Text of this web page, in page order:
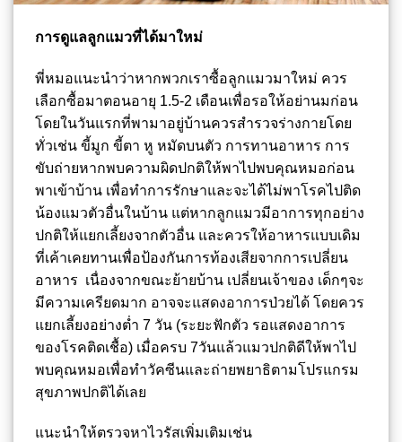
การดูแลลูกแมวที่ได้มาใหม่
พี่หมอแนะนำว่าหากพวกเราซื้อลูกแมวมาใหม่ ควร
เลือกซื้อมาตอนอายุ 1.5-2 เดือนเพื่อรอให้อย่านมก่อน
โดยในวันแรกที่พามาอยู่บ้านควรสำรวจร่างกายโดย
ทั่วเช่น ขี้มูก ขี้ตา หู หมัดบนตัว การทานอาหาร การ
ขับถ่ายหากพบความผิดปกติให้พาไปพบคุณหมอก่อน
พาเข้าบ้าน เพื่อทำการรักษาและจะได้ไม่พาโรคไปติด
น้องแมวตัวอื่นในบ้าน แต่หากลูกแมวมีอาการทุกอย่าง
ปกติให้แยกเลี้ยงจากตัวอื่น และควรให้อาหารแบบเดิม
ที่เค้าเคยทานเพื่อป้องกันการท้องเสียจากการเปลี่ยน
อาหาร เนื่องจากขณะย้ายบ้าน เปลี่ยนเจ้าของ เด็กๆจะ
มีความเครียดมาก อาจจะแสดงอาการป่วยได้ โดยควร
แยกเลี้ยงอย่างต่ำ 7 วัน (ระยะฟักตัว รอแสดงอาการ
ของโรคติดเชื้อ) เมื่อครบ 7วันแล้วแมวปกติดีให้พาไป
พบคุณหมอเพื่อทำวัคซีนและถ่ายพยาธิตามโปรแกรม
สุขภาพปกติได้เลย
แนะนำให้ตรวจหาไวรัสเพิ่มเติมเช่น